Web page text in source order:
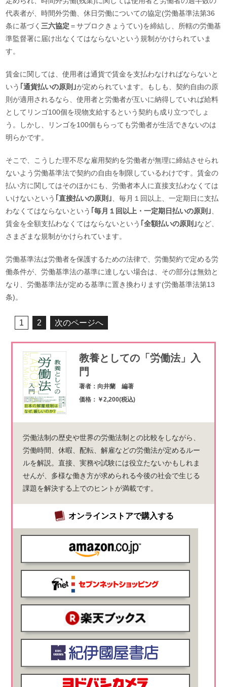
代表者が、時間外労働、休日労働についての協定(労働基準法第36
条に基づく 三六協定 ＝サブロクきょうてい)を締結し、所轄の労働基
準監督署に届け出なくてはならないという規制がかけられていま
す。
賃金に関しては、使用者は通貨で賃金を支払わなければならないと
いう
｢通貨払いの原則｣が定められています。もしも、契約自由の原
則が適用されるなら、使用者と労働者が互いに納得していれば給料
としてリンゴ100個を現物支給するという契約も成り立つでしょ
う。しかし、リンゴを100個もらっても労働者が生活できないのは
明らかです。
そこで、こうした理不尽な雇用契約を労働者が無理に締結させられ
ないよう労働基準法で契約の自由を制限しているわけです。賃金の
払い方に関してはそのほかにも、労働者本人に直接支払わなくては
いけないという
｢直接払いの原則｣ 、毎月１回以上、一定期日に支払
わなくてはならないという
｢毎月１回以上・一定期日払いの原則｣
賃金を全額支払わなくてはならないという
｢全額払いの原則｣など、
さまざまな規制がかけられています。
労働基準法は労働者を保護するための法律で、労働契約で定める労
働条件が、労働基準法の基準に達しない場合は、その部分は無効と
なり、労働基準法が定める基準に置き換わります(労働基準法第13
条)。
1 2 次のページへ
教養としての「労働法」入
門
著者：向井蘭 編著
価格：￥2,200(税込)
労働法制の歴史や世界の労働法制との比較をしながら、
労働時間、休暇、配転、解雇などの労働法が定めるルー
ルを解説。直接、実務や試験には役立たないかもしれま
せんが、多様な働き方が求められる今後の社会で生じる
課題を解決する上でのヒントが満載です。
オンラインストアで購入する